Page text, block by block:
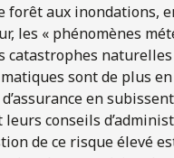
forêt aux inondations,
les « phénomènes
catastrophes
sont de plus
en
leurs conseils
de ce risque élevé